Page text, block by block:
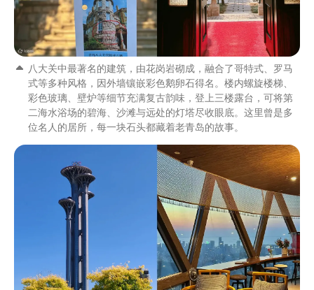
八大关中最著名的建筑，由花岗岩砌成，融合了哥特式、罗马
式等多种风格，因外墙镶嵌彩色鹅卵石得名。楼内螺旋楼梯、
彩色玻璃、壁炉等细节充满复古韵味，登上三楼露台，可将第
二海水浴场的碧海、沙滩与远处的灯塔尽收眼底。这里曾是多
位名人的居所，每一块石头都藏着老青岛的故事。